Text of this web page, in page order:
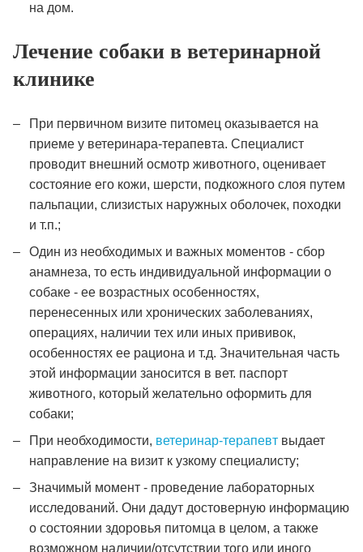
на дом.
Лечение собаки в ветеринарной
клинике
При первичном визите питомец оказывается на
приеме у ветеринара-терапевта. Специалист
проводит внешний осмотр животного, оценивает
состояние его кожи, шерсти, подкожного слоя путем
пальпации, слизистых наружных оболочек, походки
и т.п.;
Один из необходимых и важных моментов - сбор
анамнеза, то есть индивидуальной информации о
собаке - ее возрастных особенностях,
перенесенных или хронических заболеваниях,
операциях, наличии тех или иных прививок,
особенностях ее рациона и т.д. Значительная часть
этой информации заносится в вет. паспорт
животного, который желательно оформить для
собаки;
При необходимости, ветеринар-терапевт выдает
направление на визит к узкому специалисту;
Значимый момент - проведение лабораторных
исследований. Они дадут достоверную информацию
о состоянии здоровья питомца в целом, а также
возможном наличии/отсутствии того или иного